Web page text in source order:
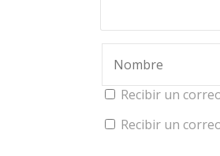
Recibir un
Recibir un